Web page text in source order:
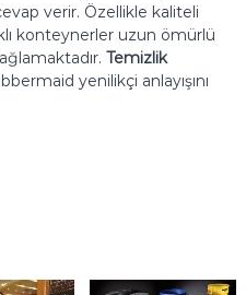
verir. Özellikle kaliteli
konteynerler uzun ömürlü
Temizlik
yenilikçi anlayışını